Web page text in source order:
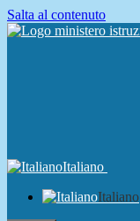
Salta al contenuto
Italiano
Italiano